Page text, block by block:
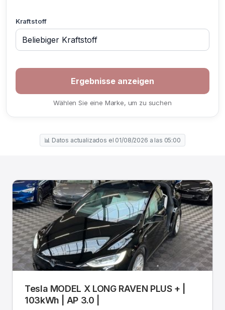
Kraftstoff
Wählen Sie eine Marke, um zu suchen
📊 Datos actualizados el 01/08/2026 a las 05:00
Tesla MODEL X LONG RAVEN PLUS + |
103kWh | AP 3.0 |